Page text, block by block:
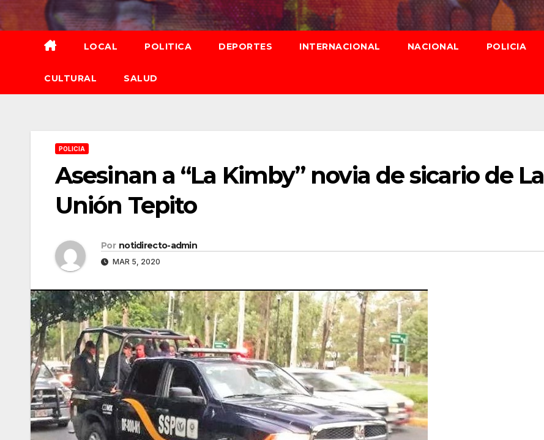
al
contenido
LOCAL POLITICA DEPORTES INTERNACIONAL NACIONAL POLICIA
CULTURAL SALUD
POLICIA
Asesinan a “La Kimby” novia de sicario de La
Unión Tepito
Por notidirecto-admin
MAR 5, 2020